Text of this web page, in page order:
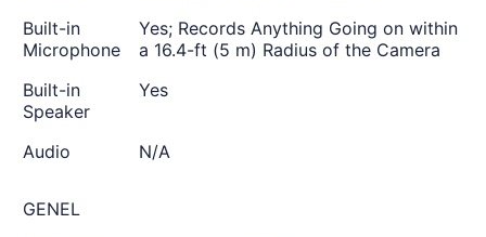
Built-in
Microphone
Yes; Records Anything Going on within
a 16.4-ft (5 m) Radius of the Camera
Built-in
Speaker
Yes
Audio N/A
GENEL